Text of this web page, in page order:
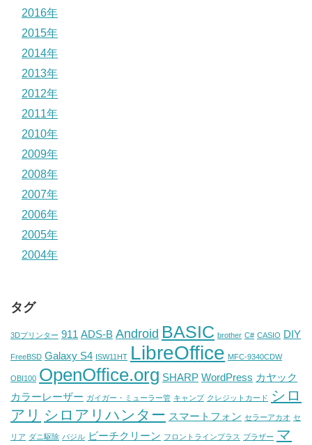
2016年
2015年
2014年
2013年
2012年
2011年
2010年
2009年
2008年
2007年
2006年
2005年
2004年
タグ
3Dプリンター 911 ADS-B Android BASIC brother C# CASIO DIY
FreeBSD Galaxy S4 ISW11HT LibreOffice MFC-9340CDW
OBI100 OpenOffice.org SHARP WordPress カヤック
カラーレーザー ガイガー・ミューラー管 キャンプ クレジットカード シロ
アリ シロアリハンター スマートフォン セラーアカオ セ
リア ダニ駆除 バジル ビーチクリーン フロントラインプラス ブラザー マ